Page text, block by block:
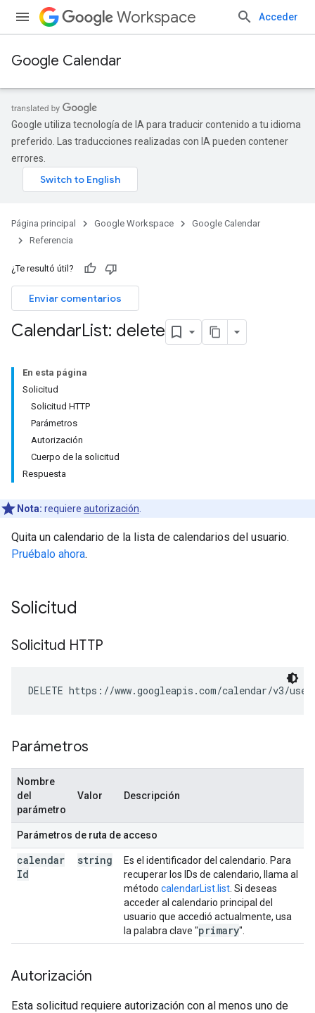
Workspace Acceder
Google Calendar
Google utiliza tecnología de IA para traducir contenido a tu idioma
preferido. Las traducciones realizadas con IA pueden contener
errores.
Página principal Google Workspace
Google Calendar
Referencia
¿Te resultó útil?
Enviar comentarios
CalendarList: delete
En esta página
Solicitud
Solicitud HTTP
Parámetros
Autorización
Cuerpo de la solicitud
Respuesta
Nota: requiere autorización
Quita un calendario de la lista de calendarios del usuario.
Pruébalo ahora.
Solicitud
Solicitud HTTP
DELETE https://www.googleapis.com/calendar/v3/
Parámetros
Nombre
del
parámetro
Valor Descripción
Parámetros de ruta de acceso
calendar
Id
string
Es el identificador del calendario. Para
recuperar los IDs de calendario, llama al
método calendarList.list . Si deseas
acceder al calendario principal del
usuario que accedió actualmente, usa
la palabra clave "primary".
Autorización
Esta solicitud requiere autorización con al menos uno de